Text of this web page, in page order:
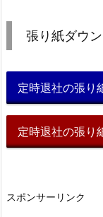
張り紙ダウ
定時退社の張り
定時退社の張り
スポンサーリンク